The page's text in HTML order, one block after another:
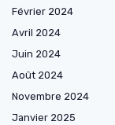
Février 2024
Avril 2024
Juin 2024
Août 2024
Novembre 2024
Janvier 2025